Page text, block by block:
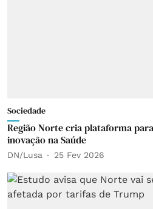
Sociedade
Região Norte cria plataforma
inovação na Saúde
DN/Lusa 25 Fev 2026